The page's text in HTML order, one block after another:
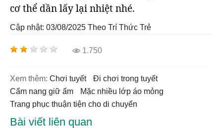
cơ thể dần lấy lại nhiệt nhé.
Cập nhật: 03/08/2025 Theo Trí Thức Trẻ
1.750
Xem thêm: chơi tuyết
đi chơi trong tuyết
cẩm nang giữ ấm
mặc nhiều lớp áo mỏng
trang phục thuận tiện cho di chuyển
Bài viết liên quan